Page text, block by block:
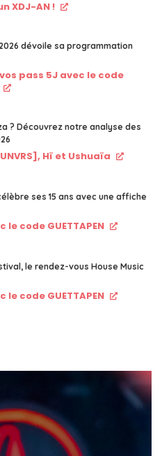
XDJ-AN !
dévoile sa programmation
pass 5J avec le code
? Découvrez notre analyse des
Hï et Ushuaïa
ses 15 ans avec une affiche
le code GUETTAPEN
le rendez-vous House Music
le code GUETTAPEN